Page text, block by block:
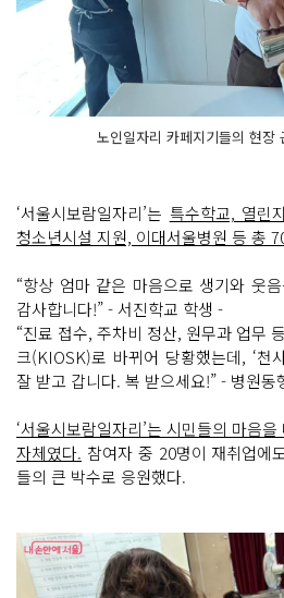
노인일자리 카페지기들의 현
‘서울시보람일자리’는 특수학교, 열린
청소년시설 지원, 이대서울병원 등 총
“항상 엄마 같은 마음으로 생기와 웃
감사합니다!” - 서진학교 학생 -
“진료 접수, 주차비 정산, 원무과 업무
크(KIOSK)로 바뀌어 당황했는데, ‘천
잘 받고 갑니다. 복 받으세요!” - 병원
‘서울시보람일자리’는 시민들의 마음
자체였다. 참여자 중 20명이 재취업에
들의 큰 박수로 응원했다.